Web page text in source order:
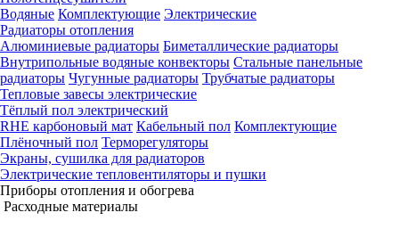
Водяные Комплектующие Электрические
Радиаторы отопления
Алюминиевые радиаторы Биметаллические радиаторы
Внутрипольные водяные конвекторы Стальные панельные
радиаторы Чугунные радиаторы Трубчатые радиаторы
Тепловые завесы электрические
Тёплый пол электрический
RHE карбоновый мат Кабельный пол Комплектующие
Плёночный пол Терморегуляторы
Экраны, сушилка для радиаторов
Электрические тепловентиляторы и пушки
Приборы отопления и обогрева
Расходные материалы